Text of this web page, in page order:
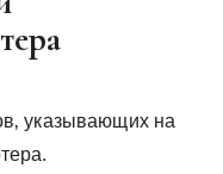
указывающих на